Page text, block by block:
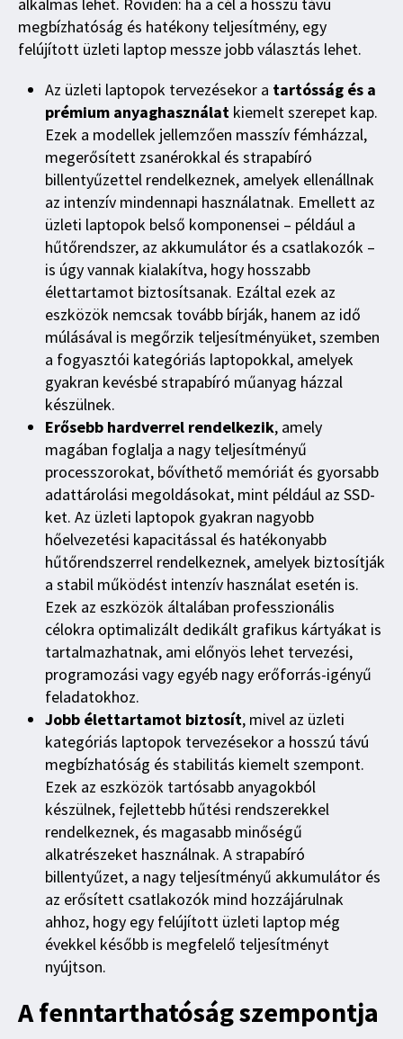
megbízhatóság és hatékony teljesítmény, egy
felújított üzleti laptop messze jobb választás lehet.
Az üzleti laptopok tervezésekor a tartósság és a
prémium anyaghasználat kiemelt szerepet kap.
Ezek a modellek jellemzően masszív fémházzal,
megerősített zsanérokkal és strapabíró
billentyűzettel rendelkeznek, amelyek ellenállnak
az intenzív mindennapi használatnak. Emellett az
üzleti laptopok belső komponensei – például a
hűtőrendszer, az akkumulátor és a csatlakozók –
is úgy vannak kialakítva, hogy hosszabb
élettartamot biztosítsanak. Ezáltal ezek az
eszközök nemcsak tovább bírják, hanem az idő
múlásával is megőrzik teljesítményüket, szemben
a fogyasztói kategóriás laptopokkal, amelyek
gyakran kevésbé strapabíró műanyag házzal
készülnek.
Erősebb hardverrel rendelkezik, amely
magában foglalja a nagy teljesítményű
processzorokat, bővíthető memóriát és gyorsabb
adattárolási megoldásokat, mint például az SSD-
ket. Az üzleti laptopok gyakran nagyobb
hőelvezetési kapacitással és hatékonyabb
hűtőrendszerrel rendelkeznek, amelyek biztosítják
a stabil működést intenzív használat esetén is.
Ezek az eszközök általában professzionális
célokra optimalizált dedikált grafikus kártyákat is
tartalmazhatnak, ami előnyös lehet tervezési,
programozási vagy egyéb nagy erőforrás-igényű
feladatokhoz.
Jobb élettartamot biztosít, mivel az üzleti
kategóriás laptopok tervezésekor a hosszú távú
megbízhatóság és stabilitás kiemelt szempont.
Ezek az eszközök tartósabb anyagokból
készülnek, fejlettebb hűtési rendszerekkel
rendelkeznek, és magasabb minőségű
alkatrészeket használnak. A strapabíró
billentyűzet, a nagy teljesítményű akkumulátor és
az erősített csatlakozók mind hozzájárulnak
ahhoz, hogy egy felújított üzleti laptop még
évekkel később is megfelelő teljesítményt
nyújtson.
A fenntarthatóság szempontja